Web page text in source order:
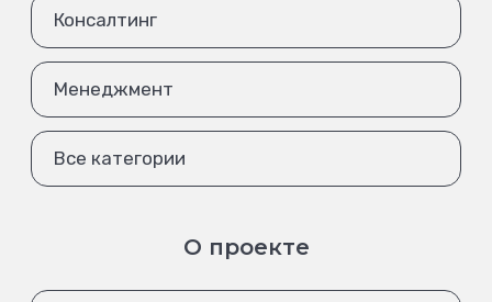
Консалтинг
Менеджмент
Все категории
О проекте